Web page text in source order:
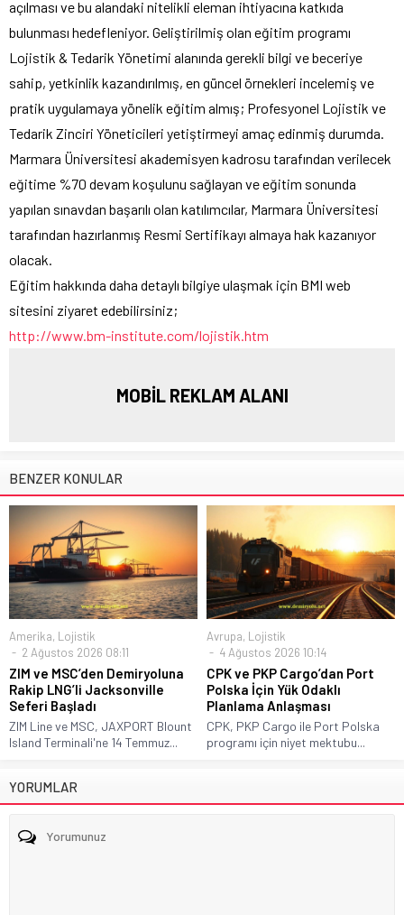
açılması ve bu alandaki nitelikli eleman ihtiyacına katkıda
bulunması hedefleniyor. Geliştirilmiş olan eğitim programı
Lojistik & Tedarik Yönetimi alanında gerekli bilgi ve beceriye
sahip, yetkinlik kazandırılmış, en güncel örnekleri incelemiş ve
pratik uygulamaya yönelik eğitim almış; Profesyonel Lojistik ve
Tedarik Zinciri Yöneticileri yetiştirmeyi amaç edinmiş durumda.
Marmara Üniversitesi akademisyen kadrosu tarafından verilecek
eğitime %70 devam koşulunu sağlayan ve eğitim sonunda
yapılan sınavdan başarılı olan katılımcılar, Marmara Üniversitesi
tarafından hazırlanmış Resmi Sertifikayı almaya hak kazanıyor
olacak.
Eğitim hakkında daha detaylı bilgiye ulaşmak için BMI web
sitesini ziyaret edebilirsiniz;
http://www.bm-institute.com/lojistik.htm
MOBİL REKLAM ALANI
BENZER KONULAR
Amerika, Lojistik
2 Ağustos 2026 08:11
ZIM ve MSC’den Demiryoluna
Rakip LNG’li Jacksonville
Seferi Başladı
ZIM Line ve MSC, JAXPORT Blount
Island Terminali'ne 14 Temmuz...
Avrupa, Lojistik
4 Ağustos 2026 10:14
CPK ve PKP Cargo’dan Port
Polska İçin Yük Odaklı
Planlama Anlaşması
CPK, PKP Cargo ile Port Polska
programı için niyet mektubu...
YORUMLAR